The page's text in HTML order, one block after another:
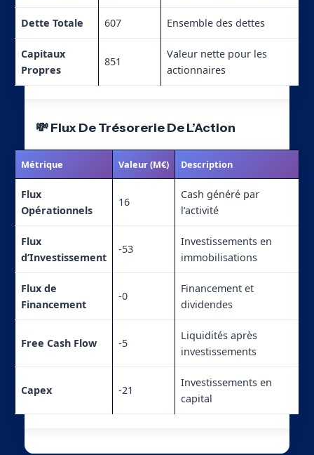
Dette Totale 607 Ensemble des dettes
Capitaux
Propres
851
Valeur nette pour les
actionnaires
💸 Flux De Trésorerie De L’Action
Métrique Valeur (M€) Description
Flux
Opérationnels
16
Cash généré par
l’activité
Flux
d’Investissement
-53
Investissements en
immobilisations
Flux de
Financement
-0
Financement et
dividendes
Free Cash Flow -5
Liquidités après
investissements
Capex -21
Investissements en
capital